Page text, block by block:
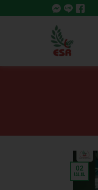
02
เม.ย.